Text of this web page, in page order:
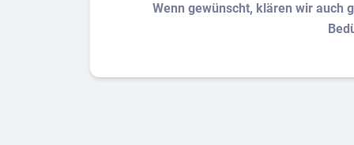
Wenn gewünscht, klären wir auch